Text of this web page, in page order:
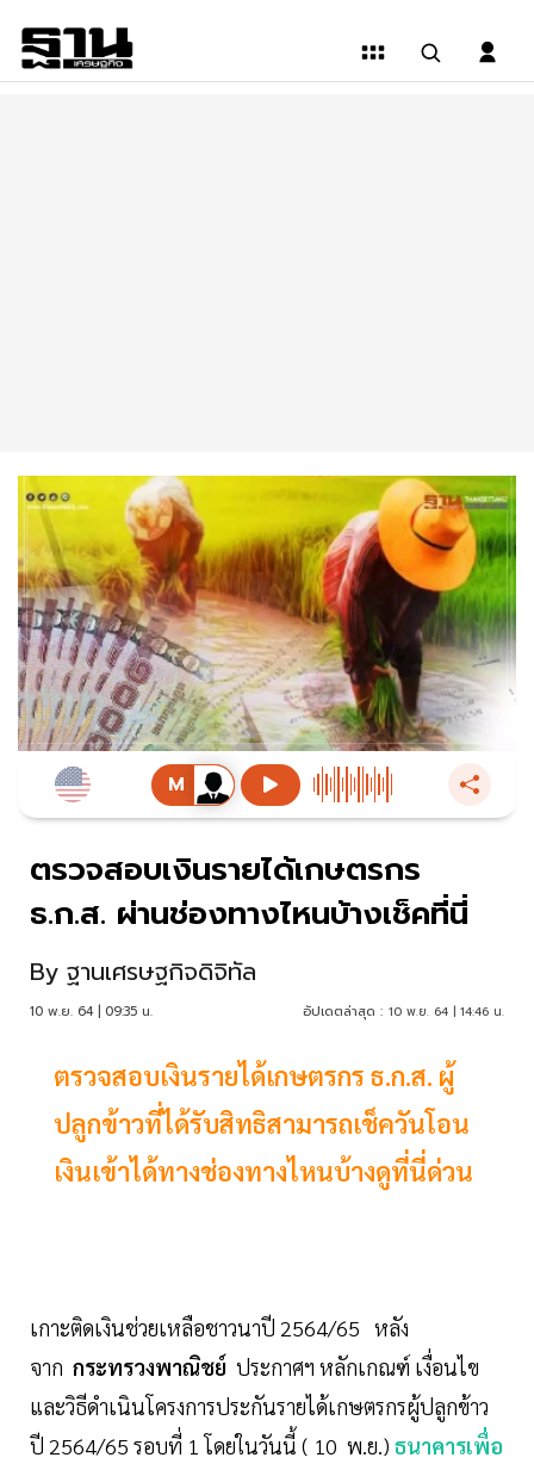
ตรวจสอบเงินรายได้เกษตรกร
ธ.ก.ส. ผ่านช่องทางไหนบ้างเช็คที่นี่
By ฐานเศรษฐกิจดิจิทัล
10 พ.ย. 64 | 09:35 น. อัปเดตล่าสุด : 10 พ.ย. 64 | 14:46 น.
ตรวจสอบเงินรายได้เกษตรกร ธ.ก.ส. ผู้
ปลูกข้าวที่ได้รับสิทธิสามารถเช็ควันโอน
เงินเข้าได้ทางช่องทางไหนบ้างดูที่นี่ด่วน
เกาะติดเงินช่วยเหลือชาวนาปี 2564/65 หลัง
จาก กระทรวงพาณิชย์ ประกาศฯ หลักเกณฑ์ เงื่อนไข
และวิธีดำเนินโครงการประกันรายได้เกษตรกรผู้ปลูกข้าว
ปี 2564/65 รอบที่ 1 โดยในวันนี้ ( 10 พ.ย.) ธนาคารเพื่อ